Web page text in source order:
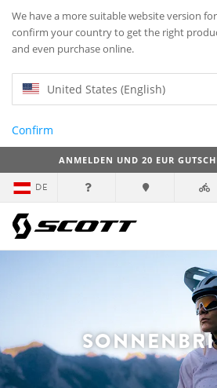
We have a more suitable website version
confirm your country to get the right
and even purchase online.
United States (English)
Confirm
ANMELDEN UND 20 EUR
DE